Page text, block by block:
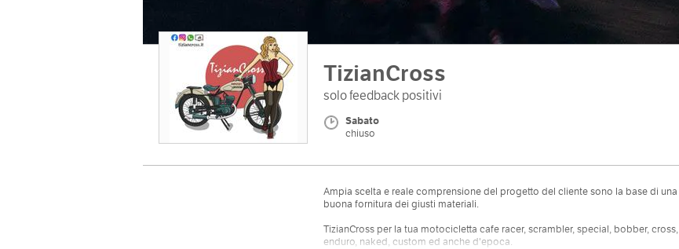
TizianCross
solo feedback positivi
Sabato
chiuso
Ampia scelta e reale comprensione del progetto del cliente sono la base di una
buona fornitura dei giusti materiali.
TizianCross per la tua motocicletta cafe racer, scrambler, special, bobber, cross,
enduro, naked, custom ed anche d'epoca.